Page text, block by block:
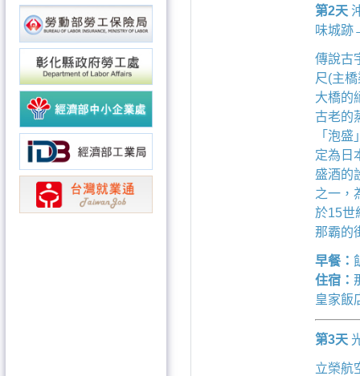
第2天
味城
傳說古
尺(主
大橋的
古老的
「泡
定為日
盛酒的
之一，
於15世
那霸的
早餐：
住宿：
皇家飯
第3天
立榮航